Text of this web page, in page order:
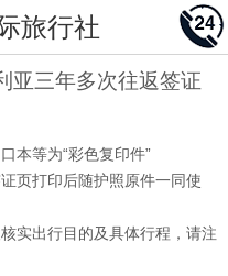
旅行社
亚三年多次往返签证
本等为“彩色复印件”
页打印后随护照原件一同使
实出行目的及具体行程，请注